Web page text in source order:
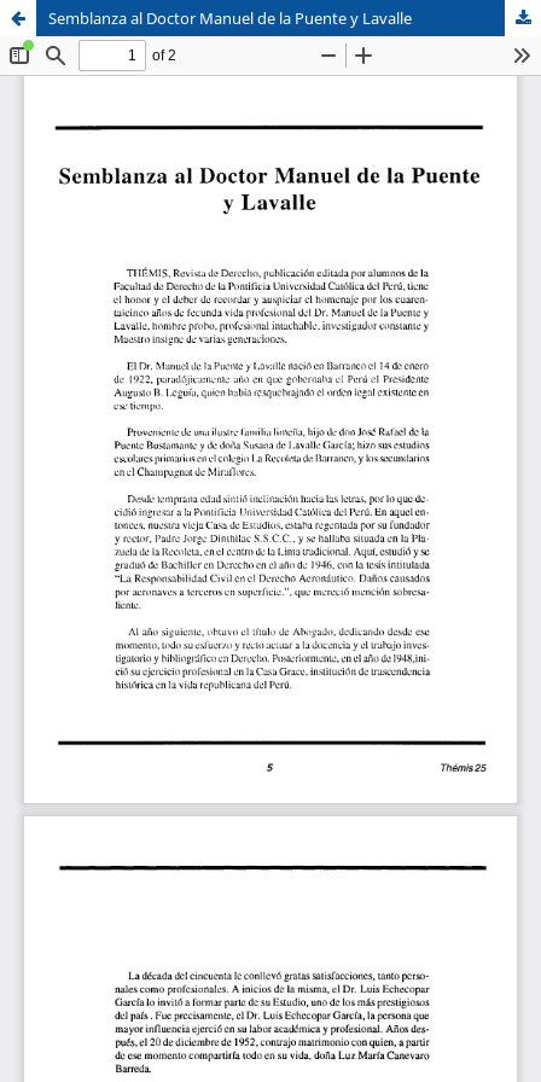
Sistema de
Bibliotecas
Facultad de
Derecho
Semblanza al Doctor Manuel de la Puente y Lavalle